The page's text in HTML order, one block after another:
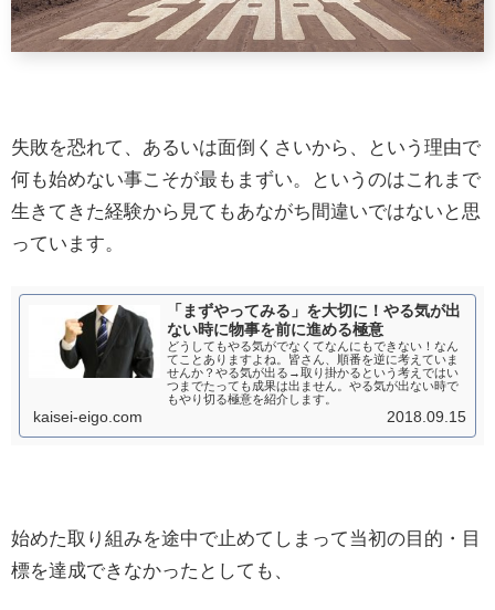
失敗を恐れて、あるいは面倒くさいから、という理由で
何も始めない事こそが最もまずい。というのはこれまで
生きてきた経験から見てもあながち間違いではないと思
っています。
「まずやってみる」を大切に！やる気が出
ない時に物事を前に進める極意
どうしてもやる気がでなくてなんにもできない！なん
てことありますよね。皆さん、順番を逆に考えていま
せんか？やる気が出る→取り掛かるという考えではい
つまでたっても成果は出ません。やる気が出ない時で
もやり切る極意を紹介します。
kaisei-eigo.com 2018.09.15
始めた取り組みを途中で止めてしまって当初の目的・目
標を達成できなかったとしても、